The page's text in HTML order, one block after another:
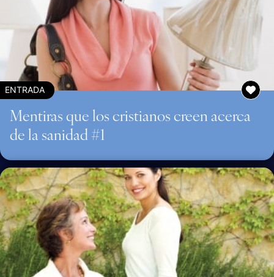
ENTRADA
Mentiras que los cristianos creen acerca
de la sanidad #1